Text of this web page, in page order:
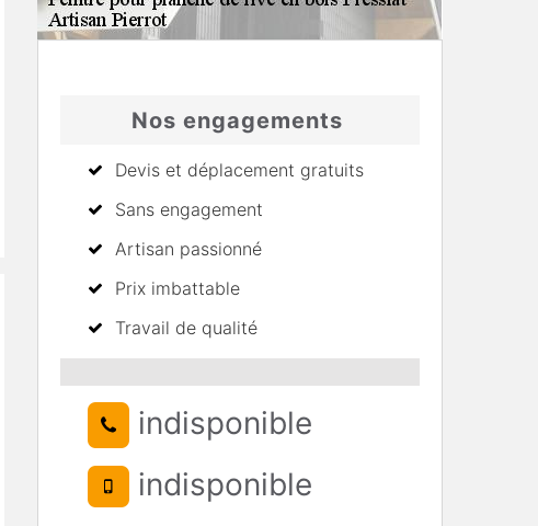
Nos engagements
Devis et déplacement gratuits
Sans engagement
Artisan passionné
Prix imbattable
Travail de qualité
indisponible
indisponible